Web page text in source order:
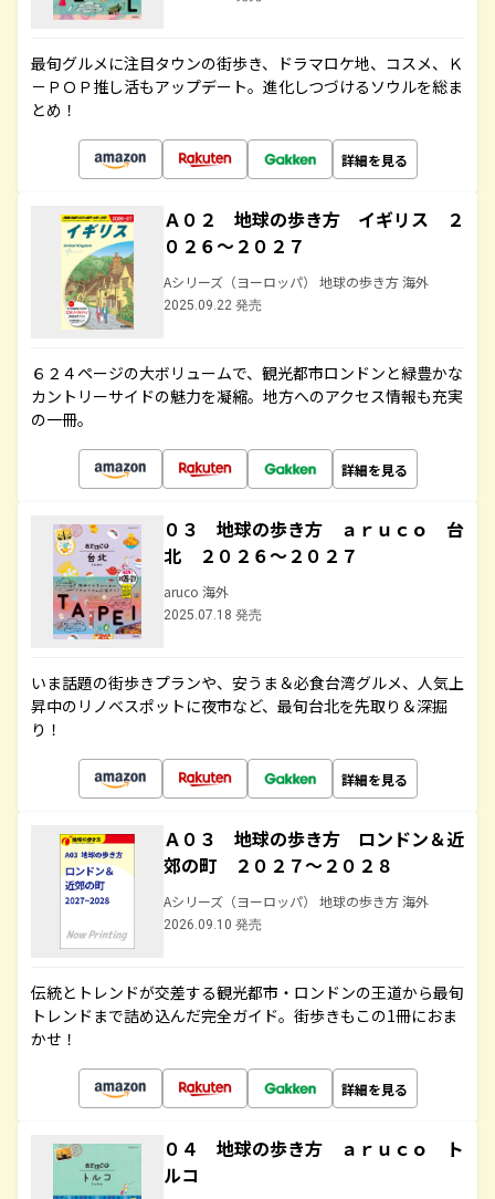
最旬グルメに注目タウンの街歩き、ドラマロケ地、コスメ、Ｋ
－ＰＯＰ推し活もアップデート。進化しつづけるソウルを総ま
とめ！
詳細を見る
Ａ０２ 地球の歩き方 イギリス ２
０２６～２０２７
Aシリーズ（ヨーロッパ） 地球の歩き方 海外
2025.09.22 発売
６２４ページの大ボリュームで、観光都市ロンドンと緑豊かな
カントリーサイドの魅力を凝縮。地方へのアクセス情報も充実
の一冊。
詳細を見る
０３ 地球の歩き方 ａｒｕｃｏ 台
北 ２０２６～２０２７
aruco 海外
2025.07.18 発売
いま話題の街歩きプランや、安うま＆必食台湾グルメ、人気上
昇中のリノベスポットに夜市など、最旬台北を先取り＆深掘
り！
詳細を見る
Ａ０３ 地球の歩き方 ロンドン＆近
郊の町 ２０２７～２０２８
Aシリーズ（ヨーロッパ） 地球の歩き方 海外
2026.09.10 発売
伝統とトレンドが交差する観光都市・ロンドンの王道から最旬
トレンドまで詰め込んだ完全ガイド。街歩きもこの1冊におま
かせ！
詳細を見る
０４ 地球の歩き方 ａｒｕｃｏ ト
ルコ